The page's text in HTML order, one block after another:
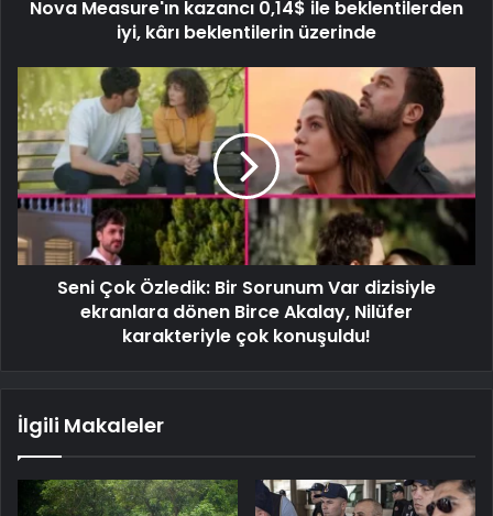
Nova Measure'ın kazancı 0,14$ ile beklentilerden
iyi, kârı beklentilerin üzerinde
Seni Çok Özledik: Bir Sorunum Var dizisiyle
ekranlara dönen Birce Akalay, Nilüfer
karakteriyle çok konuşuldu!
İlgili Makaleler